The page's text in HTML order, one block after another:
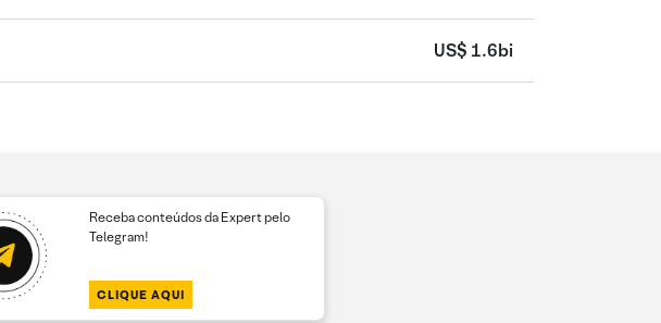
US$ 1.6bi
Receba conteúdos da Expert pelo
Telegram!
CLIQUE AQUI